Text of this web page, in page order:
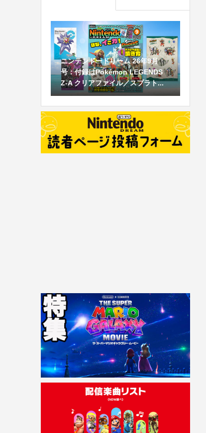
ニンテンドードリーム 26年9月
号：付録はPokémon LEGENDS
Z-A クリアファイル／スプラト...